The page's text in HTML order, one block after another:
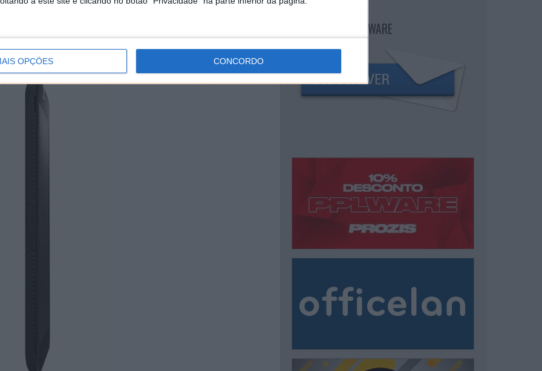
OPÇÕES CONCORDO
câmaras, e uma entrada mini USB para utilizar o
em massa USB. O
opções para armazenamento adicional e
equipado com 802.11n WLAN.
NEWSLETTER PPLWARE